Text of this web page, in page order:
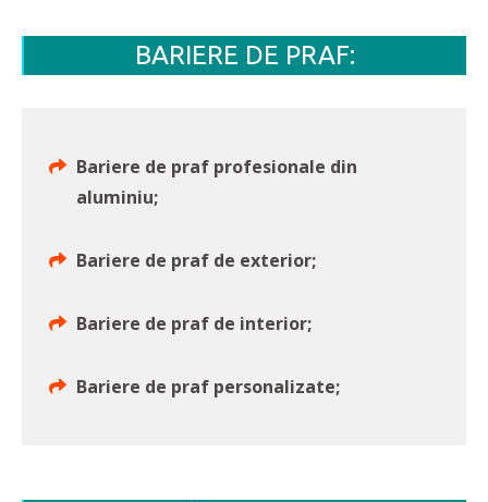
BARIERE DE PRAF:
Bariere de praf profesionale din
aluminiu;
Bariere de praf de exterior;
Bariere de praf de interior;
Bariere de praf personalizate;